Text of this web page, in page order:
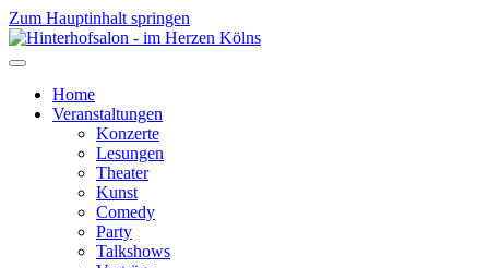
Zum Hauptinhalt springen
Home
Veranstaltungen
Konzerte
Lesungen
Theater
Kunst
Comedy
Party
Talkshows